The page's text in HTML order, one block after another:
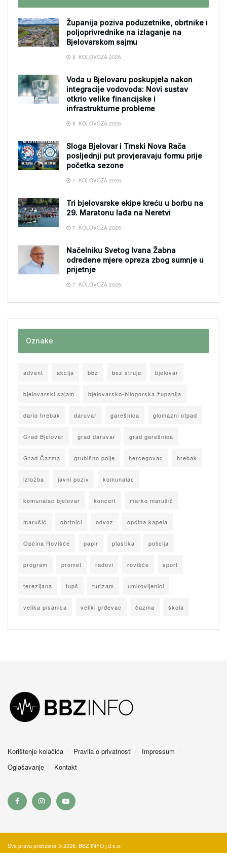
Županija poziva poduzetnike, obrtnike i
poljoprivrednike na izlaganje na
Bjelovarskom sajmu
8. KOLOVOZA 2026.
Voda u Bjelovaru poskupjela nakon
integracije vodovoda: Novi sustav
otkrio velike financijske i
infrastrukturne probleme
8. KOLOVOZA 2026.
Sloga Bjelovar i Trnski Nova Rača
posljednji put provjeravaju formu prije
početka sezone
7. KOLOVOZA 2026.
Tri bjelovarske ekipe kreću u borbu na
29. Maratonu lađa na Neretvi
7. KOLOVOZA 2026.
Načelniku Svetog Ivana Žabna
određene mjere opreza zbog sumnje u
prijetnje
7. KOLOVOZA 2026.
Oznake
advent akcija bbz bez struje bjelovar
bjelovarski sajam bjelovarsko-bilogorska županija
dario hrebak daruvar garešnica glomazni otpad
Grad Bjelovar grad daruvar grad garešnica
Grad Čazma grubišno polje hercegovac hrebak
izložba javni poziv komunalac
komunalac bjelovar koncert marko marušić
marušić obrtnici odvoz općina kapela
Općina Rovišće papir plastika policija
program promet radovi rovišće sport
terezijana tupš turizam umirovljenici
velika pisanica veliki grđevac čazma škola
Korištenje kolačića Pravila o privatnosti
Impressum
Oglašavanje
Kontakt
Sva prava pridržana © 2026. BBZ INFO j.d.o.o.